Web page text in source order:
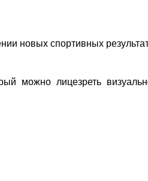
новых спортивных
можно лицезреть